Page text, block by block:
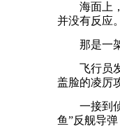
海面上，
并没有反应。
那是一架
飞行员发
盖脸的凌厉
一接到侦
鱼”反舰导